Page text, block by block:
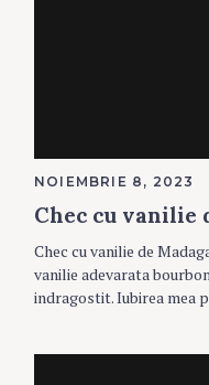
NOIEMBRIE 8, 2023
Chec cu vanilie
Chec cu vanilie de
vanilie adevarata
indragostit. Iubirea mea